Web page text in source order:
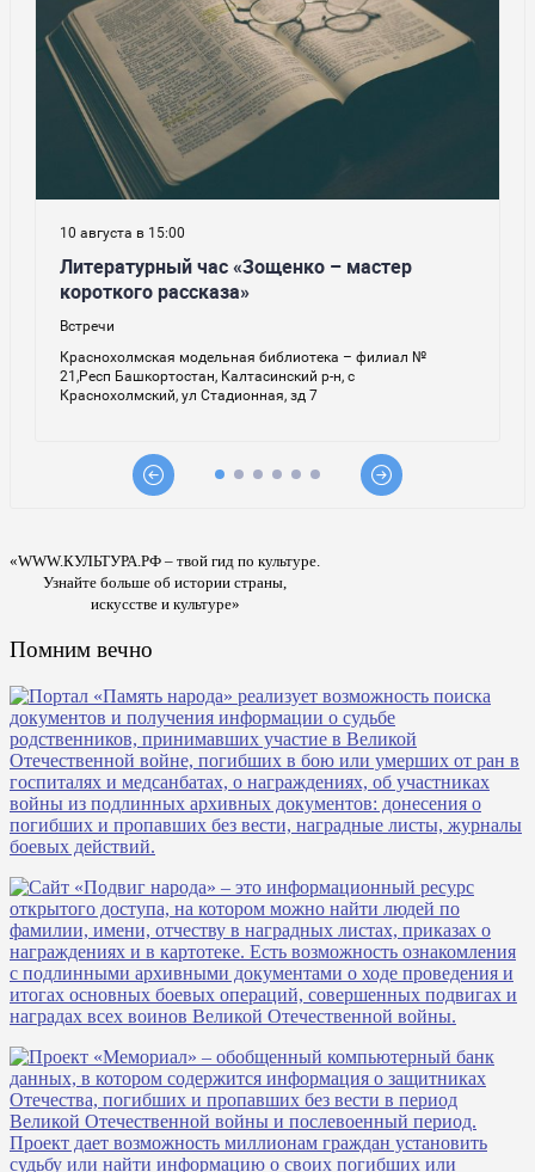
«WWW.КУЛЬТУРА.РФ – твой гид по культуре.
Узнайте больше об истории страны,
искусстве и культуре»
Помним вечно